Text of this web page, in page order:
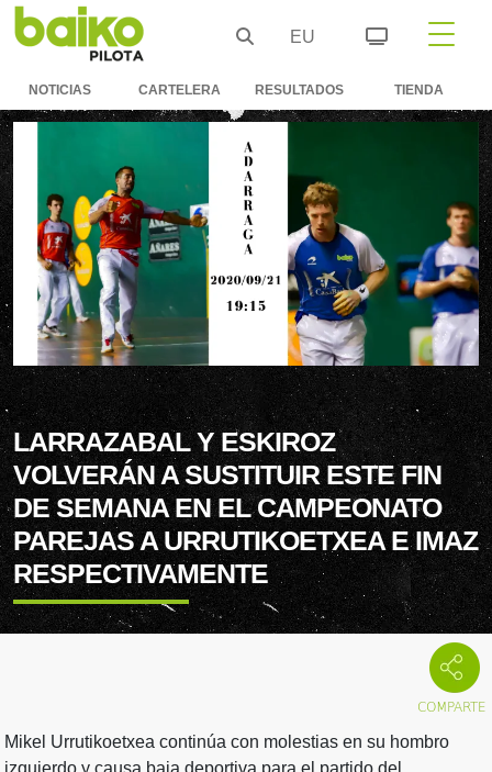
EU
NOTICIAS CARTELERA RESULTADOS TIENDA
LARRAZABAL Y ESKIROZ
VOLVERÁN A SUSTITUIR ESTE FIN
DE SEMANA EN EL CAMPEONATO
PAREJAS A URRUTIKOETXEA E IMAZ
RESPECTIVAMENTE
Mikel Urrutikoetxea continúa con molestias en su hombro
izquierdo y causa baja deportiva para el partido del